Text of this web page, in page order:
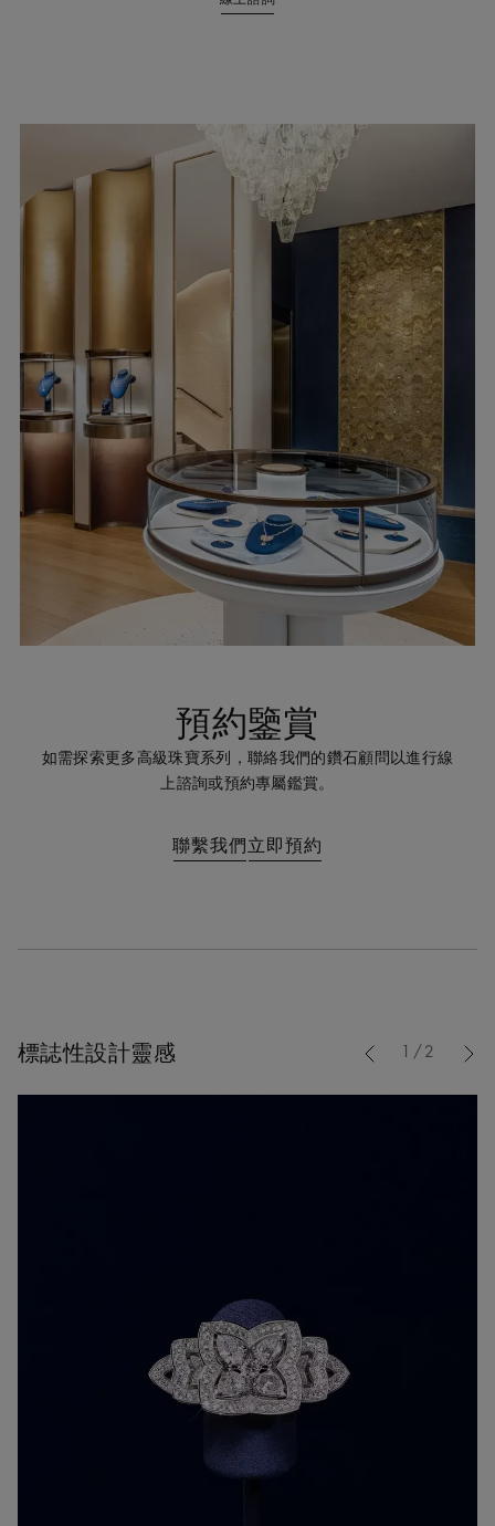
預約鑒賞
如需探索更多高級珠寶系列，聯絡我們的鑽石顧問以進行線
上諮詢或預約專屬鑑賞。
聯繫我們 立即預約
標誌性設計靈感 1/2